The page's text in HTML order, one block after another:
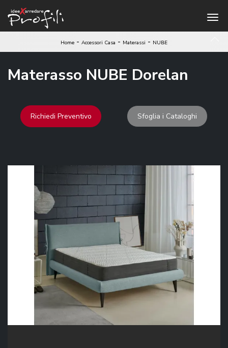
Home - Accessori Casa - Materassi - NUBE
Materasso NUBE Dorelan
Richiedi Preventivo Sfoglia i Cataloghi